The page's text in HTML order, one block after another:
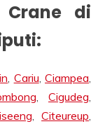
Crane di
, Cariu,Ciampea,
, Cigudeg,
,Citeureup,